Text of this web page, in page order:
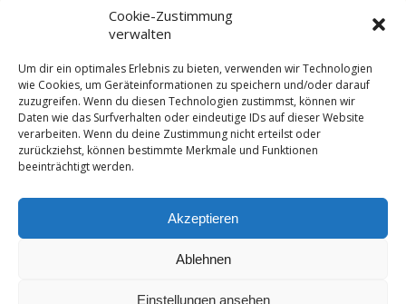
Cookie-Zustimmung
verwalten
Um dir ein optimales Erlebnis zu bieten, verwenden wir Technologien
wie Cookies, um Geräteinformationen zu speichern und/oder darauf
zuzugreifen. Wenn du diesen Technologien zustimmst, können wir
Daten wie das Surfverhalten oder eindeutige IDs auf dieser Website
verarbeiten. Wenn du deine Zustimmung nicht erteilst oder
zurückziehst, können bestimmte Merkmale und Funktionen
beeinträchtigt werden.
Akzeptieren
Ablehnen
Einstellungen ansehen
E-Mail-Adresse*
Website
Zum Seitenanfang